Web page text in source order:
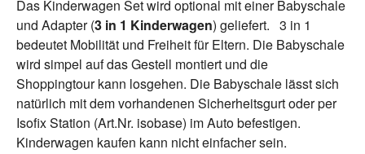
Das Kinderwagen Set wird optional mit einer Babyschale
und Adapter (3 in 1 Kinderwagen) geliefert. 3 in 1
bedeutet Mobilität und Freiheit für Eltern. Die Babyschale
wird simpel auf das Gestell montiert und die
Shoppingtour kann losgehen. Die Babyschale lässt sich
natürlich mit dem vorhandenen Sicherheitsgurt oder per
Isofix Station (Art.Nr. isobase) im Auto befestigen.
Kinderwagen kaufen kann nicht einfacher sein.